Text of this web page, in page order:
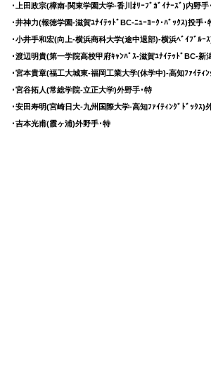
･上田政宗(樟南-関東学園大学-香川ｵﾘｰﾌﾞｶﾞｲﾅｰｽﾞ)内野手
･井神力(報徳学園-滋賀ﾕﾅｲﾃｯﾄﾞBC-ﾆｭｰﾖｰｸ･ﾊﾞｯｸｽ)投手･
･小井手和宏(向上-横浜商科大学(途中退部)-横浜ﾍﾞｲﾌﾞﾙｰ
･渡辺明貴(第一学院高校甲府ｷｬﾝﾊﾟｽ-滋賀ﾕﾅｲﾃｯﾄﾞBC-新
･宮本貴章(福工大城東-福岡工業大学(休学中)-高知ﾌｧｲﾃｨ
･宮谷拓人(常総学院-立正大学)外野手･特
･安田寿明(宮崎日大-九州国際大学-高知ﾌｧｲﾃｨﾝｸﾞﾄﾞｯｸｽ)
･吉本光甫(霞ヶ浦)外野手･特